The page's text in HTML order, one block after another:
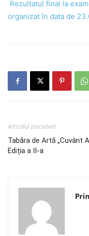
Rezultatul final la
organizat în data de
Articolul precedent
Tabăra de Artă „Cuvânt
Ediția a II-a